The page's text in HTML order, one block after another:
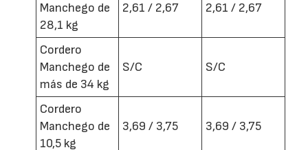
Manchego de
28,1 kg
2,61 / 2,67 2,61 / 2,67
Cordero
Manchego de
más de 34 kg
S/C S/C
Cordero
Manchego de
10,5 kg
3,69 / 3,75 3,69 / 3,75